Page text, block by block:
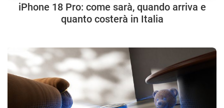
iPhone 18 Pro: come sarà, quando arriva e
quanto costerà in Italia